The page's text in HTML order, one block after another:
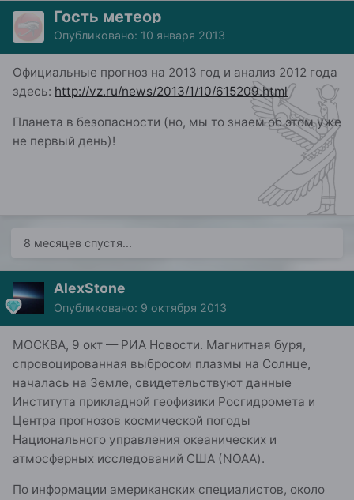
Гость метеор
Опубликовано: 10 января 2013
Официальные прогноз на 2013 год и анализ 2012 года
здесь: http://vz.ru/news/2013/1/10/615209.html
Планета в безопасности (но, мы то знаем об этом уже
не первый день)!
8 месяцев спустя...
AlexStone
Опубликовано: 9 октября 2013
МОСКВА, 9 окт — РИА Новости. Магнитная буря,
спровоцированная выбросом плазмы на Солнце,
началась на Земле, свидетельствуют данные
Института прикладной геофизики Росгидромета и
Центра прогнозов космической погоды
Национального управления океанических и
атмосферных исследований США (NOAA).
По информации американских специалистов, около